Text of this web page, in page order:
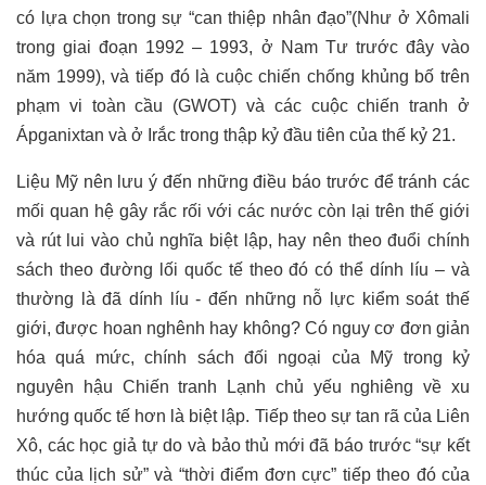
có lựa chọn trong sự “can thiệp nhân đạo”(Như ở Xômali
trong giai đoạn 1992 – 1993, ở Nam Tư trước đây vào
năm 1999), và tiếp đó là cuộc chiến chống khủng bố trên
phạm vi toàn cầu (GWOT) và các cuộc chiến tranh ở
Ápganixtan và ở Irắc trong thập kỷ đầu tiên của thế kỷ 21.
Liệu Mỹ nên lưu ý đến những điều báo trước để tránh các
mối quan hệ gây rắc rối với các nước còn lại trên thế giới
và rút lui vào chủ nghĩa biệt lập, hay nên theo đuổi chính
sách theo đường lối quốc tế theo đó có thể dính líu – và
thường là đã dính líu - đến những nỗ lực kiểm soát thế
giới, được hoan nghênh hay không? Có nguy cơ đơn giản
hóa quá mức, chính sách đối ngoại của Mỹ trong kỷ
nguyên hậu Chiến tranh Lạnh chủ yếu nghiêng về xu
hướng quốc tế hơn là biệt lập. Tiếp theo sự tan rã của Liên
Xô, các học giả tự do và bảo thủ mới đã báo trước “sự kết
thúc của lịch sử” và “thời điểm đơn cực” tiếp theo đó của